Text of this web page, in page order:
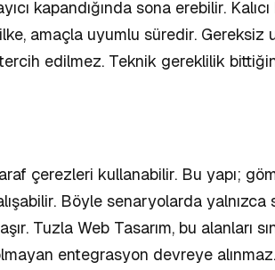
kapandığında sona erebilir.
amaçla uyumlu süredir. Gereksiz
edilmez. Teknik gereklilik
çerezleri kullanabilir. Bu yapı;
Böyle senaryolarda yalnızca
Tuzla Web Tasarım, bu alanları
entegrasyon devreye alınmaz.